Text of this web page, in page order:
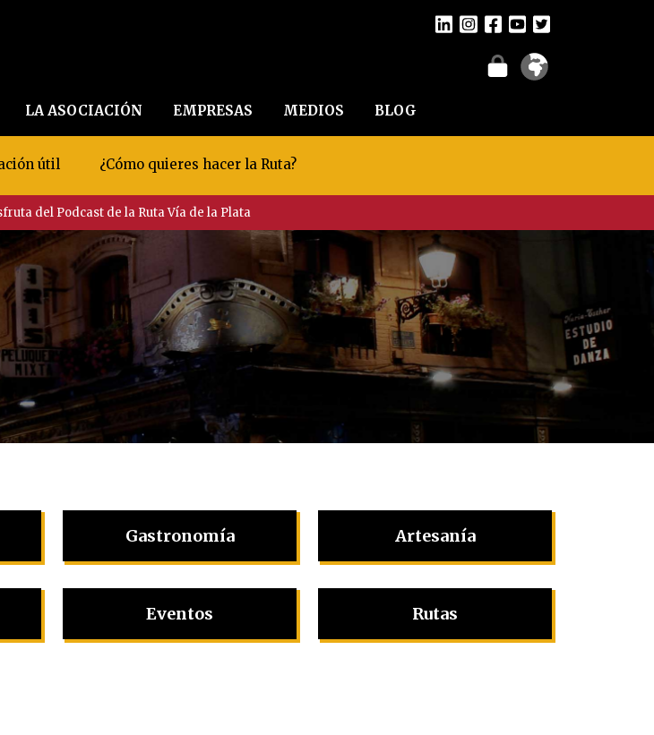
LA ASOCIACIÓN EMPRESAS MEDIOS BLOG
útil ¿Cómo quieres hacer la Ruta?
del Podcast de la Ruta Vía de la Plata
Gastronomía Artesanía
Eventos Rutas